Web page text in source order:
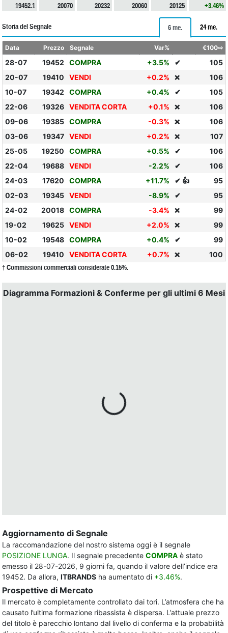
19452.1 20070 20232 20060 20125 +3.46%
Storia del Segnale 6 me. 24 me.
Data Prezzo Segnale Var% €100⇨
28-07 19452 COMPRA +3.5% ✔
105
20-07
19410 VENDI +0.2% ❌
106
10-07
19342 COMPRA +0.4% ✔
105
22-06
19326 VENDITA CORTA +0.1% ❌
106
09-06
19385 COMPRA -0.3% ❌
106
03-06
19347 VENDI +0.2% ❌
107
25-05
19250 COMPRA +0.5% ✔
106
22-04
19688 VENDI -2.2% ✔
106
24-03
17620 COMPRA +11.7% ✔ 👍
95
02-03
19345 VENDI -8.9% ✔
95
24-02
20018 COMPRA -3.4% ❌
99
19-02
19625 VENDI +2.0% ❌
99
10-02
19548 COMPRA +0.4% ✔
99
06-02
19410 VENDITA CORTA +0.7% ❌ 100
† Commissioni commerciali considerate 0.15%.
Diagramma Formazioni & Conferme per gli ultimi 6 Mesi
Aggiornamento di Segnale
La raccomandazione del nostro sistema oggi è il segnale
POSIZIONE LUNGA. Il segnale precedente COMPRA è stato
emesso il 28-07-2026, 9 giorni fa, quando il valore dell’indice era
19452. Da allora, ITBRANDS ha aumentato di +3.46%.
Prospettive di Mercato
Il mercato è completamente controllato dai tori. L’atmosfera che ha
causato l’ultima formazione ribassista è dispersa. L’attuale prezzo
del titolo è parecchio lontano dal livello di conferma e la probabilità